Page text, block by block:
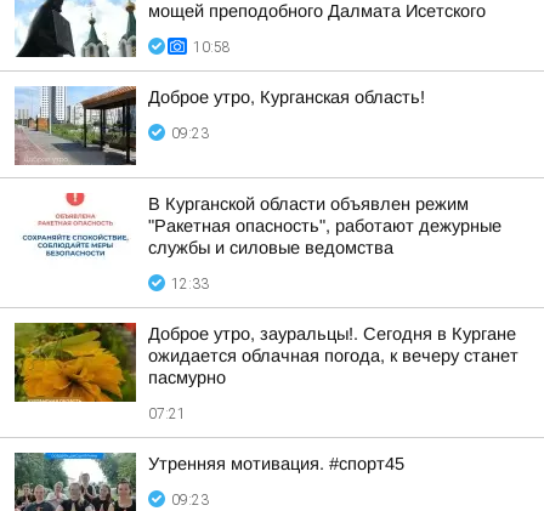
мощей преподобного Далмата Исетского
10:58
Доброе утро, Курганская область!
09:23
В Курганской области объявлен режим
"Ракетная опасность", работают дежурные
службы и силовые ведомства
12:33
Доброе утро, зауральцы!. Сегодня в Кургане
ожидается облачная погода, к вечеру станет
пасмурно
07:21
Утренняя мотивация. #спорт45
09:23